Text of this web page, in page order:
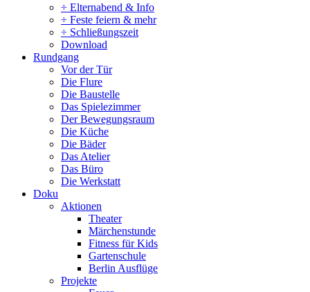
÷ Elternabend & Info
÷ Feste feiern & mehr
÷ Schließungszeit
Download
Rundgang
Vor der Tür
Die Flure
Die Baustelle
Das Spielezimmer
Der Bewegungsraum
Die Küche
Die Bäder
Das Atelier
Das Büro
Die Werkstatt
Doku
Aktionen
Theater
Märchenstunde
Fitness für Kids
Gartenschule
Berlin Ausflüge
Projekte